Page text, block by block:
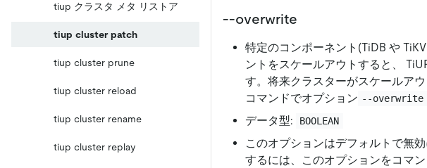
tiup クラスタ メタ リストア
tiup cluster patch
tiup cluster prune
tiup cluster reload
tiup cluster rename
tiup cluster replay
--overwrite
特定のコンポーネント(TiDB や
ントをスケールアウトすると、
す。将来クラスターがスケールア
コマンドでオプション --overwrite
データ型:
BOOLEAN
このオプションはデフォルトで無
するには、このオプションをコマ